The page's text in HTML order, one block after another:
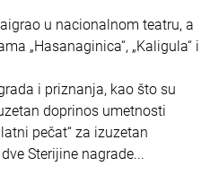
u nacionalnom teatru, a
„Hasanaginica“, „Kaligula“ i
i priznanja, kao što su
doprinos umetnosti
pečat“ za izuzetan
Sterijine nagrade...